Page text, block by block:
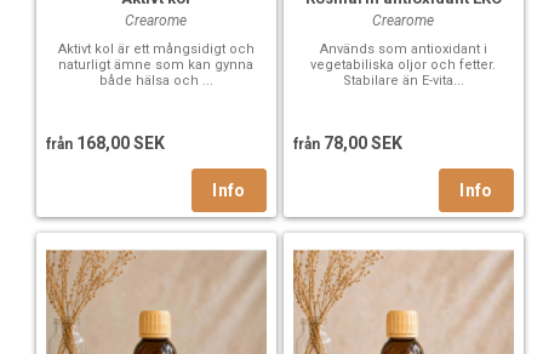
Crearome
Aktivt kol är ett mångsidigt och
naturligt ämne som kan gynna
både hälsa och ...
från 168,00 SEK
Crearome
Används som antioxidant i
vegetabiliska oljor och fetter.
Stabilare än E-vita...
från 78,00 SEK